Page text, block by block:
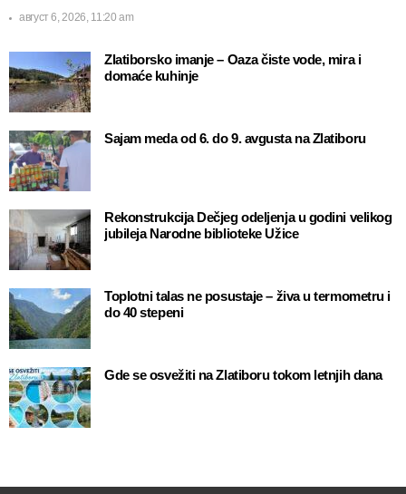
август 6, 2026, 11:20 am
Zlatiborsko imanje – Oaza čiste vode, mira i
domaće kuhinje
Sajam meda od 6. do 9. avgusta na Zlatiboru
Rekonstrukcija Dečjeg odeljenja u godini velikog
jubileja Narodne biblioteke Užice
Toplotni talas ne posustaje – živa u termometru i
do 40 stepeni
Gde se osvežiti na Zlatiboru tokom letnjih dana